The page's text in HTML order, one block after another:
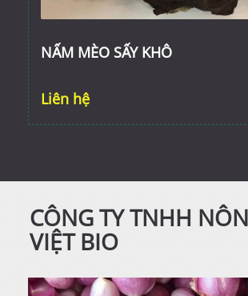
NẤM MÈO SẤY KHÔ
Liên hệ
CÔNG TY TNHH
VIỆT BIO